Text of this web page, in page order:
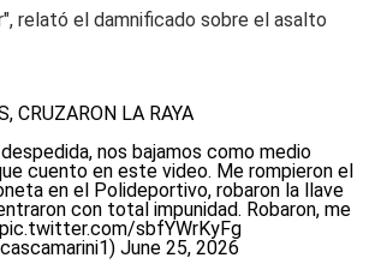
relató el damnificado sobre el asalto
CRUZARON LA RAYA
nos bajamos como medio
cuento en este video. Me rompieron el
en el Polideportivo, robaron la llave
con total impunidad. Robaron, me
pic.twitter.com/sbfYWrKyFg
June 25, 2026